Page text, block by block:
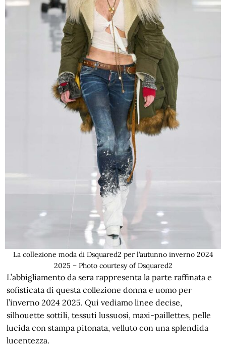
La collezione moda di Dsquared2 per l’autunno inverno 2024
2025 – Photo courtesy of Dsquared2
L’abbigliamento da sera rappresenta la parte raffinata e
sofisticata di questa collezione donna e uomo per
l’inverno 2024 2025. Qui vediamo linee decise,
silhouette sottili, tessuti lussuosi, maxi-paillettes, pelle
lucida con stampa pitonata, velluto con una splendida
lucentezza.